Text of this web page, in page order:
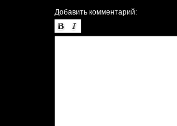
Добавить комментарий: